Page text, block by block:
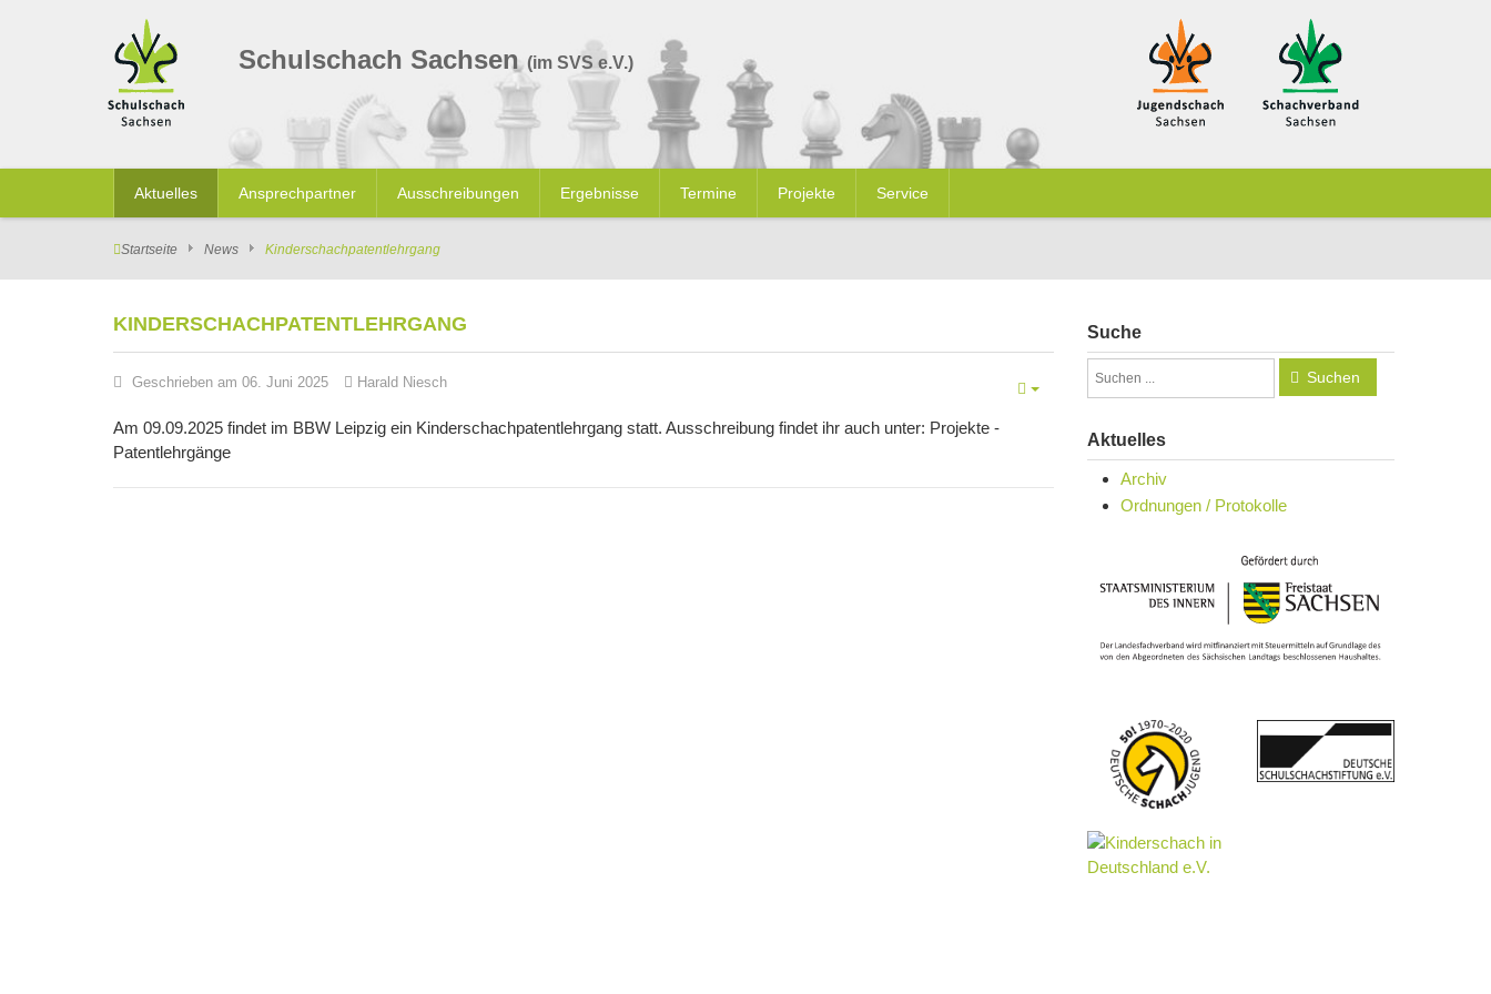
Schulschach Sachsen(im SVS e.V.)
Aktuelles Ansprechpartner Ausschreibungen Ergebnisse Termine Projekte Service
Startseite News Kinderschachpatentlehrgang
KINDERSCHACHPATENTLEHRGANG
Geschrieben am 06. Juni 2025 Harald Niesch
Am 09.09.2025 findet im BBW Leipzig ein Kinderschachpatentlehrgang statt. Ausschreibung findet ihr auch unter: Projekte -
Patentlehrgänge
Suche
Suchen
Aktuelles
Archiv
Ordnungen / Protokolle